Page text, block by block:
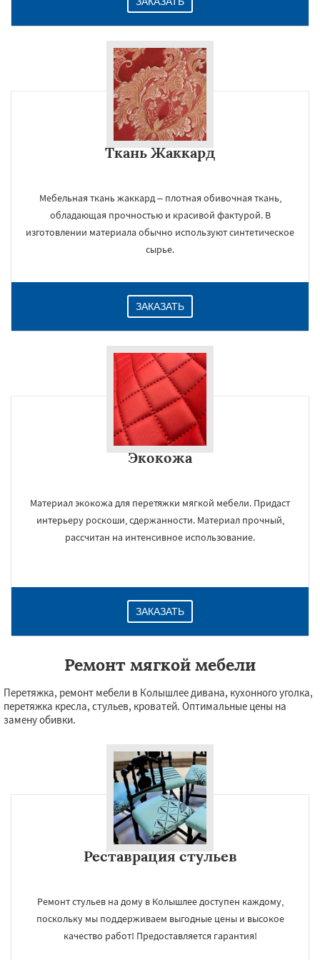
Ткань Жаккард
Мебельная ткань жаккард – плотная обивочная ткань,
обладающая прочностью и красивой фактурой. В
изготовлении материала обычно используют синтетическое
сырье.
ЗАКАЗАТЬ
Экокожа
Материал экокожа для перетяжки мягкой мебели. Придаст
интерьеру роскоши, сдержанности. Материал прочный,
рассчитан на интенсивное использование.
ЗАКАЗАТЬ
Ремонт мягкой мебели
Перетяжка, ремонт мебели в Колышлее дивана, кухонного уголка,
перетяжка кресла, стульев, кроватей. Оптимальные цены на
замену обивки.
Реставрация стульев
Ремонт стульев на дому в Колышлее доступен каждому,
поскольку мы поддерживаем выгодные цены и высокое
качество работ! Предоставляется гарантия!